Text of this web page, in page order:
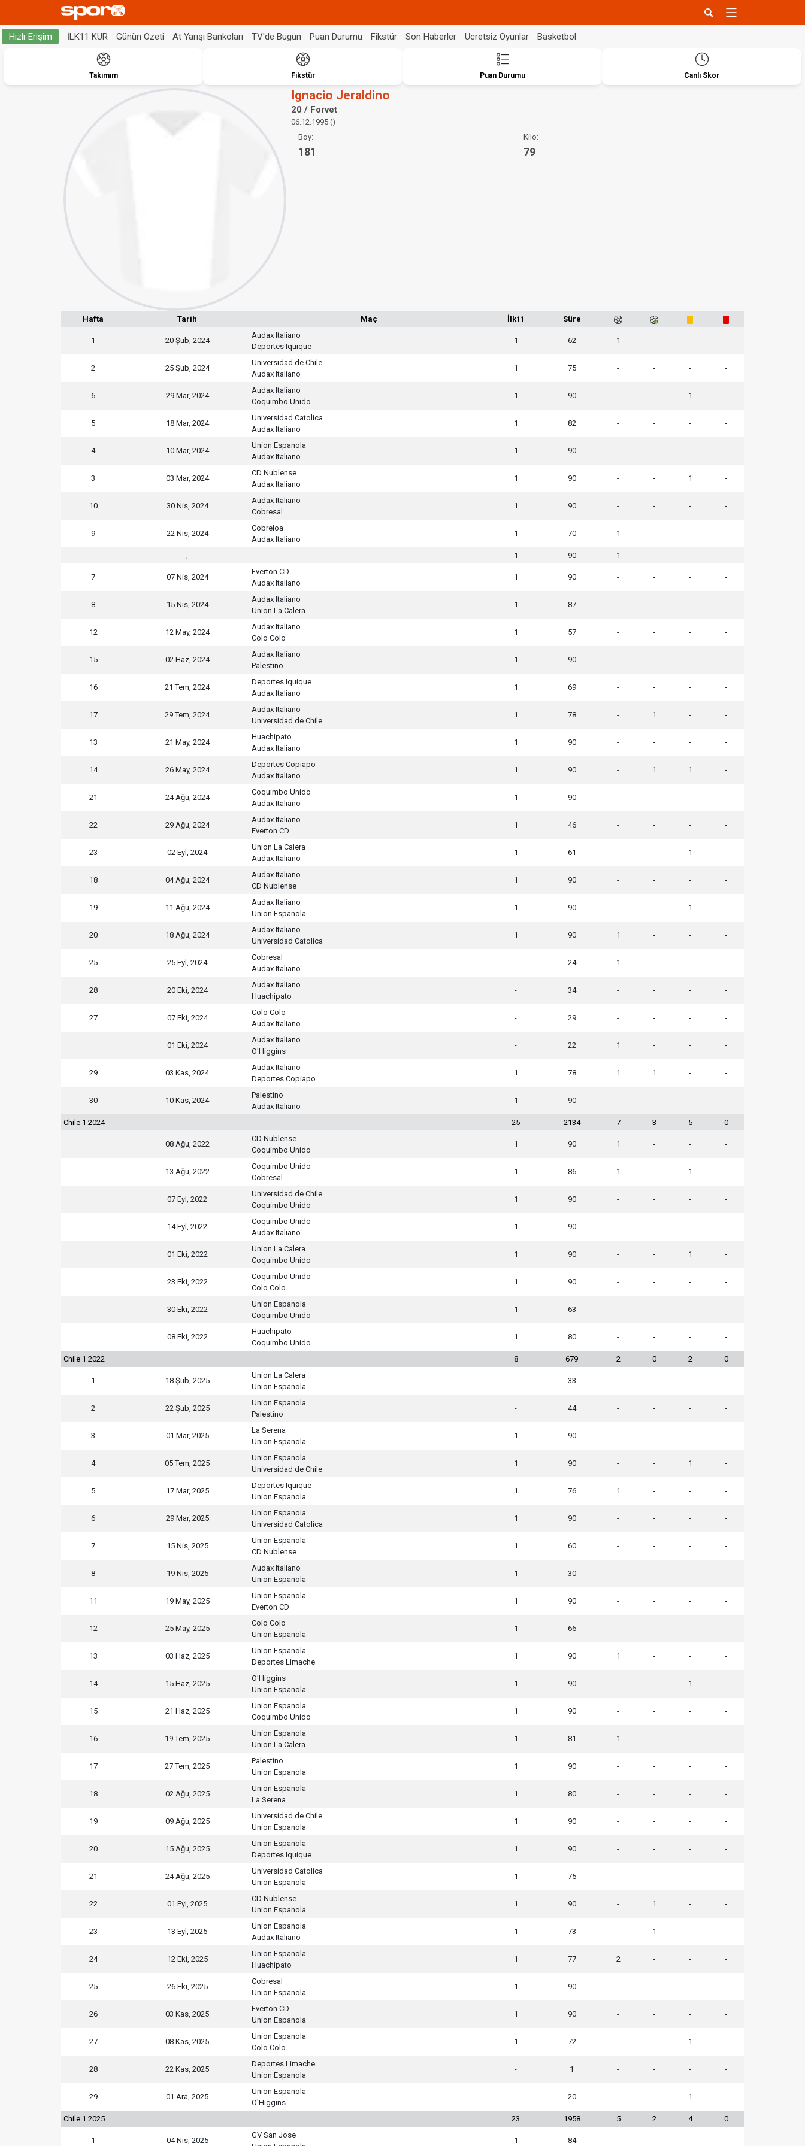
Hızlı Erişim İLK11 KUR Günün Özeti At Yarışı Bankoları TV'de Bugün Puan Durumu Fikstür Son Haberler Ücretsiz Oyunlar Basketbol
Takımım Fikstür Puan Durumu Canlı Skor
Ignacio Jeraldino
20 / Forvet
06.12.1995 ()
Boy:
181
Kilo:
79
Hafta Tarih Maç İlk11 Süre
1 20 Şub, 2024
Audax Italiano
Deportes Iquique
1 62 1 - - -
2 25 Şub, 2024
Universidad de Chile
Audax Italiano
1 75 - - - -
6 29 Mar, 2024
Audax Italiano
Coquimbo Unido
1 90 - - 1 -
5 18 Mar, 2024
Universidad Catolica
Audax Italiano
1 82 - - - -
4 10 Mar, 2024
Union Espanola
Audax Italiano
1 90 - - - -
3 03 Mar, 2024
CD Nublense
Audax Italiano
1 90 - - 1 -
10 30 Nis, 2024
Audax Italiano
Cobresal
1 90 - - - -
9 22 Nis, 2024
Cobreloa
Audax Italiano
1 70 1 - - -
, 1 90 1 - - -
7 07 Nis, 2024
Everton CD
Audax Italiano
1 90 - - - -
8 15 Nis, 2024
Audax Italiano
Union La Calera
1 87 - - - -
12 12 May, 2024
Audax Italiano
Colo Colo
1 57 - - - -
15 02 Haz, 2024
Audax Italiano
Palestino
1 90 - - - -
16 21 Tem, 2024
Deportes Iquique
Audax Italiano
1 69 - - - -
17 29 Tem, 2024
Audax Italiano
Universidad de Chile
1 78 - 1 - -
13 21 May, 2024
Huachipato
Audax Italiano
1 90 - - - -
14 26 May, 2024
Deportes Copiapo
Audax Italiano
1 90 - 1 1 -
21 24 Ağu, 2024
Coquimbo Unido
Audax Italiano
1 90 - - - -
22 29 Ağu, 2024
Audax Italiano
Everton CD
1 46 - - - -
23 02 Eyl, 2024
Union La Calera
Audax Italiano
1 61 - - 1 -
18 04 Ağu, 2024
Audax Italiano
CD Nublense
1 90 - - - -
19 11 Ağu, 2024
Audax Italiano
Union Espanola
1 90 - - 1 -
20 18 Ağu, 2024
Audax Italiano
Universidad Catolica
1 90 1 - - -
25 25 Eyl, 2024
Cobresal
Audax Italiano
- 24 1 - - -
28 20 Eki, 2024
Audax Italiano
Huachipato
- 34 - - - -
27 07 Eki, 2024
Colo Colo
Audax Italiano
- 29 - - - -
01 Eki, 2024
Audax Italiano
O'Higgins
- 22 1 - - -
29 03 Kas, 2024
Audax Italiano
Deportes Copiapo
1 78 1 1 - -
30 10 Kas, 2024
Palestino
Audax Italiano
1 90 - - - -
Chile 1 2024 25 2134 7 3 5 0
08 Ağu, 2022
CD Nublense
Coquimbo Unido
1 90 1 - - -
13 Ağu, 2022
Coquimbo Unido
Cobresal
1 86 1 - 1 -
07 Eyl, 2022
Universidad de Chile
Coquimbo Unido
1 90 - - - -
14 Eyl, 2022
Coquimbo Unido
Audax Italiano
1 90 - - - -
01 Eki, 2022
Union La Calera
Coquimbo Unido
1 90 - - 1 -
23 Eki, 2022
Coquimbo Unido
Colo Colo
1 90 - - - -
30 Eki, 2022
Union Espanola
Coquimbo Unido
1 63 - - - -
08 Eki, 2022
Huachipato
Coquimbo Unido
1 80 - - - -
Chile 1 2022 8 679 2 0 2 0
1 18 Şub, 2025
Union La Calera
Union Espanola
- 33 - - - -
2 22 Şub, 2025
Union Espanola
Palestino
- 44 - - - -
3 01 Mar, 2025
La Serena
Union Espanola
1 90 - - - -
4 05 Tem, 2025
Union Espanola
Universidad de Chile
1 90 - - 1 -
5 17 Mar, 2025
Deportes Iquique
Union Espanola
1 76 1 - - -
6 29 Mar, 2025
Union Espanola
Universidad Catolica
1 90 - - - -
7 15 Nis, 2025
Union Espanola
CD Nublense
1 60 - - - -
8 19 Nis, 2025
Audax Italiano
Union Espanola
1 30 - - - -
11 19 May, 2025
Union Espanola
Everton CD
1 90 - - - -
12 25 May, 2025
Colo Colo
Union Espanola
1 66 - - - -
13 03 Haz, 2025
Union Espanola
Deportes Limache
1 90 1 - - -
14 15 Haz, 2025
O'Higgins
Union Espanola
1 90 - - 1 -
15 21 Haz, 2025
Union Espanola
Coquimbo Unido
1 90 - - - -
16 19 Tem, 2025
Union Espanola
Union La Calera
1 81 1 - - -
17 27 Tem, 2025
Palestino
Union Espanola
1 90 - - - -
18 02 Ağu, 2025
Union Espanola
La Serena
1 80 - - - -
19 09 Ağu, 2025
Universidad de Chile
Union Espanola
1 90 - - - -
20 15 Ağu, 2025
Union Espanola
Deportes Iquique
1 90 - - - -
21 24 Ağu, 2025
Universidad Catolica
Union Espanola
1 75 - - - -
22 01 Eyl, 2025
CD Nublense
Union Espanola
1 90 - 1 - -
23 13 Eyl, 2025
Union Espanola
Audax Italiano
1 73 - 1 - -
24 12 Eki, 2025
Union Espanola
Huachipato
1 77 2 - - -
25 26 Eki, 2025
Cobresal
Union Espanola
1 90 - - - -
26 03 Kas, 2025
Everton CD
Union Espanola
1 90 - - - -
27 08 Kas, 2025
Union Espanola
Colo Colo
1 72 - - 1 -
28 22 Kas, 2025
Deportes Limache
Union Espanola
- 1 - - - -
29 01 Ara, 2025
Union Espanola
O'Higgins
- 20 - - 1 -
Chile 1 2025 23 1958 5 2 4 0
1 04 Nis, 2025
GV San Jose
1 84 - - - -